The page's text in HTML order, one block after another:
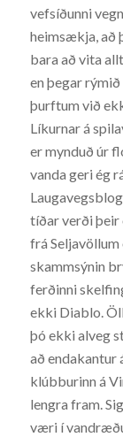
vefsíðunni
heimsækja, að
bara að vita
en þegar
þurftum við
Líkurnar á
er mynduð úr
vanda geri ég
tíðar verði þeir
frá
skammsýnin
ferðinni
ekki Diablo.
þó ekki alveg
að endakantur
klúbburinn á
lengra fram.
væri í